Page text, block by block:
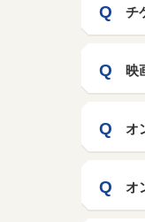
チ
映
オ
オ